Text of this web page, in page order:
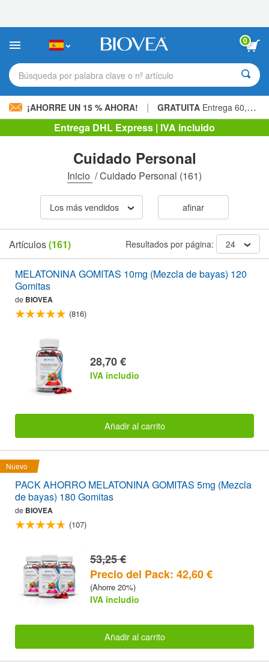
sitio
incluye
sistema
de
0
Búsqueda por palabra clave o nº artículo
¡AHORRE UN 15 % AHORA! | GRATUITA Entrega 60,00 € »
Entrega DHL Express | IVA incluido
Cuidado Personal
Inicio /Cuidado Personal (161)
Los más vendidos afinar
Artículos(161) Resultados por página: 24
MELATONINA GOMITAS 10mg (Mezcla de bayas) 120
Gomitas
de BIOVEA
(816)
28,70 €
IVA includio
Añadir al carrito
Nuevo
PACK AHORRO MELATONINA GOMITAS 5mg (Mezcla
de bayas) 180 Gomitas
de BIOVEA
(107)
53,25 €
Precio del Pack: 42,60 €
(Ahorre 20%)
IVA includio
Añadir al carrito